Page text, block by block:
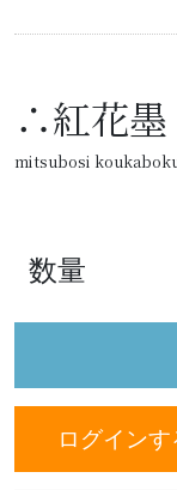
∴紅花墨
mitsubosi
数量
ログインす